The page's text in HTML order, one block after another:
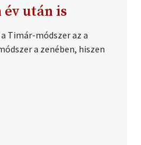
év után is
Timár-módszer az a
a zenében, hiszen